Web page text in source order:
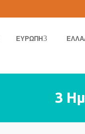
ΕΥΡΏΠΗ
3